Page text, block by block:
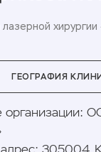
хирургии
ГЕОГРАФИЯ
организации: